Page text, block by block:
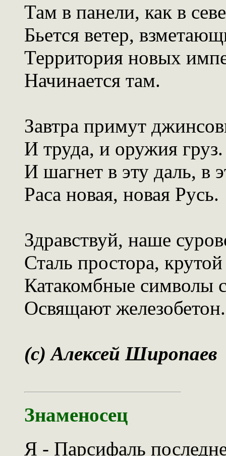
Там в панели, как в
Бьется ветер,
Территория новых
Начинается там.
Завтра примут
И труда, и оружия груз.
И шагнет в эту даль, в
Раса новая, новая Русь.
Здравствуй, наше
Сталь простора,
Катакомбные символы
Освящают железобетон.
(c) Алексей Широпаев
Знаменосец
Я - Парсифаль